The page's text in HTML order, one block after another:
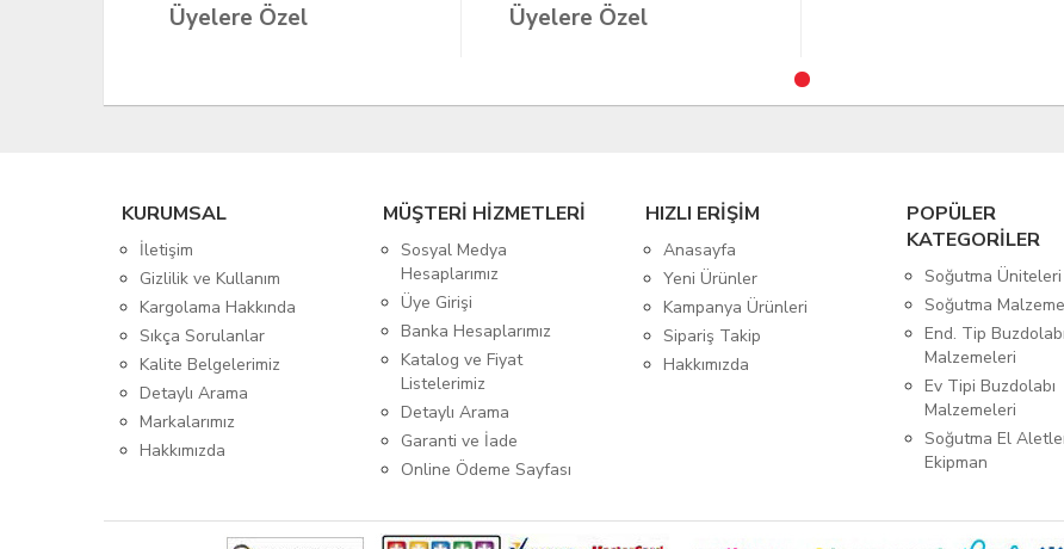
Üyelere Özel Üyelere Özel
KURUMSAL
İletişim
Gizlilik ve Kullanım
Kargolama Hakkında
Sıkça Sorulanlar
Kalite Belgelerimiz
Detaylı Arama
Markalarımız
Hakkımızda
MÜŞTERİ HİZMETLERİ
Sosyal Medya
Hesaplarımız
Üye Girişi
Banka Hesaplarımız
Katalog ve Fiyat
Listelerimiz
Detaylı Arama
Garanti ve İade
Online Ödeme Sayfası
HIZLI ERİŞİM
Anasayfa
Yeni Ürünler
Kampanya Ürünleri
Sipariş Takip
Hakkımızda
POPÜLER
KATEGORİLER
Soğutma Üniteleri
Soğutma
End. Tip Buzdolabı
Malzemeleri
Ev Tipi Buzdolabı
Malzemeleri
Soğutma El
Ekipman